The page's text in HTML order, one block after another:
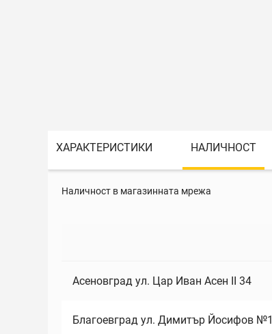
ХАРАКТЕРИСТИКИ НАЛИЧНОСТ
Наличност в магазинната мрежа
Асеновград ул. Цар Иван Асен II 34
Благоевград ул. Димитър Йосифов №1